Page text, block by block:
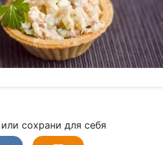
сохрани для себя